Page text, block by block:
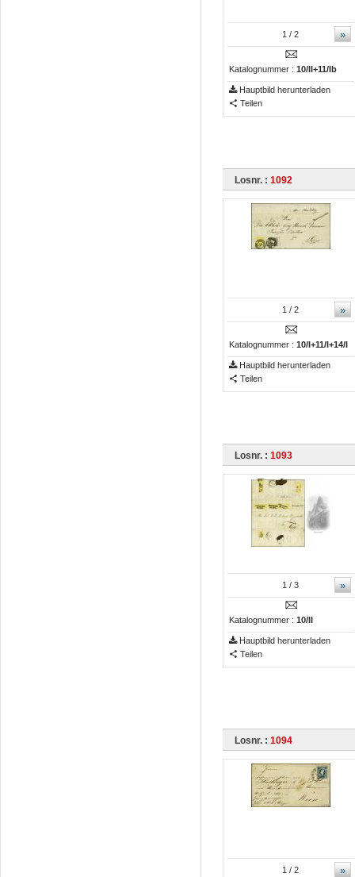
»
1 / 2
Katalognummer : 10/II+11/Ib
Hauptbild herunterladen
Teilen
Losnr. : 1092
»
1 / 2
Katalognummer : 10/I+11/I+14/I
Hauptbild herunterladen
Teilen
Losnr. : 1093
»
1 / 3
Katalognummer : 10/II
Hauptbild herunterladen
Teilen
Losnr. : 1094
»
1 / 2